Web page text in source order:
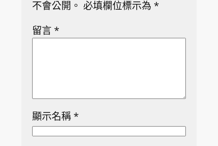
不會公開。 必填欄位標示為 *
留言 *
顯示名稱 *